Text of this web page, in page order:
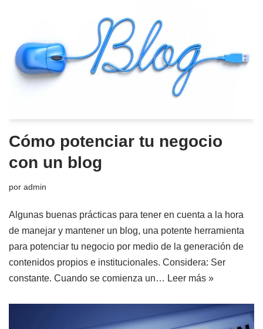
Cómo potenciar tu negocio
con un blog
por admin
Algunas buenas prácticas para tener en cuenta a la hora
de manejar y mantener un blog, una potente herramienta
para potenciar tu negocio por medio de la generación de
contenidos propios e institucionales. Considera: Ser
constante. Cuando se comienza un… Leer más »